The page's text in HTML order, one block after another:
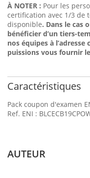
À NOTER : Pour les
certification avec 1/3 de
disponible. Dans le cas
bénéficier d’un tiers-
nos équipes à
puissions vous fournir
Caractéristiques
Pack coupon d'examen
Ref. ENI :
AUTEUR